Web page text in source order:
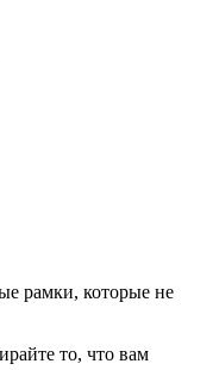
рамки, которые не
то, что вам